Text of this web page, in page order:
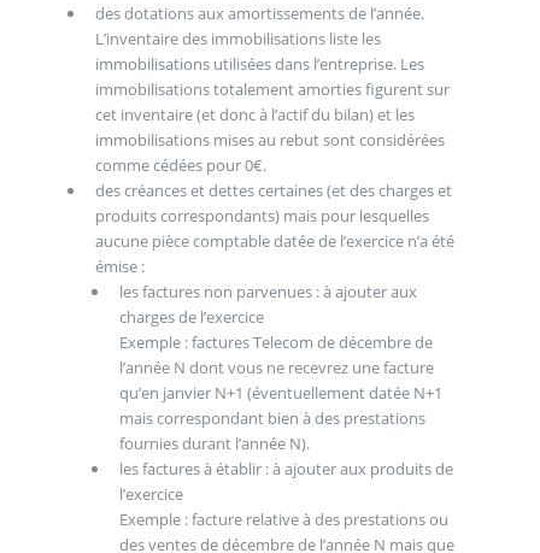
des dotations aux amortissements de l’année.
L’inventaire des immobilisations liste les
immobilisations utilisées dans l’entreprise. Les
immobilisations totalement amorties figurent sur
cet inventaire (et donc à l’actif du bilan) et les
immobilisations mises au rebut sont considérées
comme cédées pour 0€.
des créances et dettes certaines (et des charges et
produits correspondants) mais pour lesquelles
aucune pièce comptable datée de l’exercice n’a été
émise :
les factures non parvenues : à ajouter aux
charges de l’exercice
Exemple : factures Telecom de décembre de
l’année N dont vous ne recevrez une facture
qu’en janvier N+1 (éventuellement datée N+1
mais correspondant bien à des prestations
fournies durant l’année N).
les factures à établir : à ajouter aux produits de
l’exercice
Exemple : facture relative à des prestations ou
des ventes de décembre de l’année N mais que